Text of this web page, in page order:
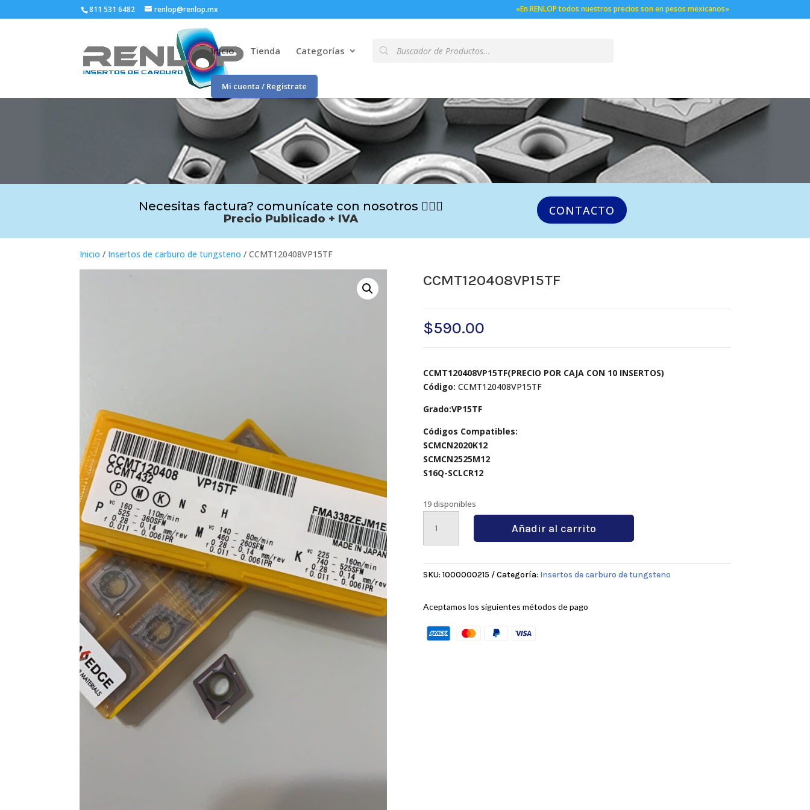
811 531 6482 renlop@renlop.mx «En RENLOP todos nuestros precios son en pesos mexicanos»
Inicio Tienda Categorías de
productos
Mi cuenta / Registrate
Necesitas factura? comunícate con nosotros 🙋🏻‍♂️
Precio Publicado + IVA
CONTACTO
Inicio / Insertos de carburo de tungsteno / CCMT120408VP15TF
CCMT120408VP15TF
$590.00
CCMT120408VP15TF(PRECIO POR CAJA CON 10 INSERTOS)
Código: CCMT120408VP15TF
Grado:VP15TF
Códigos Compatibles:
SCMCN2020K12
SCMCN2525M12
S16Q-SCLCR12
19 disponibles
CCMT120408VP15TF
cantidad
Añadir al carrito
SKU: 1000000215 Categoría: Insertos de carburo de tungsteno
Aceptamos los siguientes métodos de pago